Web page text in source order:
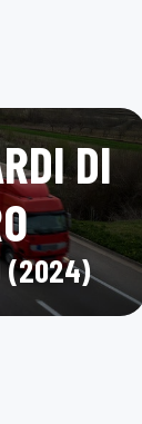
DI
(2024)